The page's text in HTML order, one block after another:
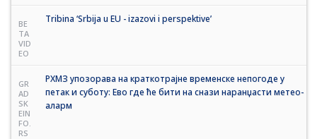
BE
TA
VID
EO
Tribina ‘Srbija u EU - izazovi i perspektive’
GR
AD
SK
EIN
FO.
RS
РХМЗ упозорава на краткотрајне временске непогоде у
петак и суботу: Ево где ће бити на снази наранџасти метео-
аларм